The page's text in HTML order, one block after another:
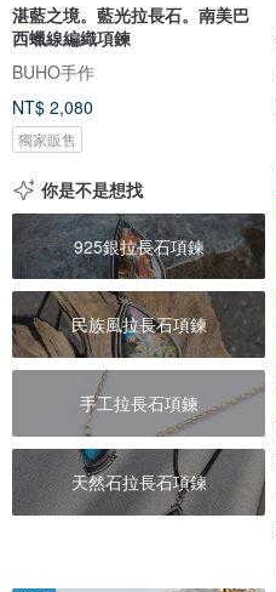
湛藍之境。藍光拉長石。南美巴
西蠟線編織項鍊
BUHO手作
NT$ 2,080
獨家販售
你是不是想找
925銀拉長石項鍊
民族風拉長石項鍊
手工拉長石項鍊
天然石拉長石項鍊